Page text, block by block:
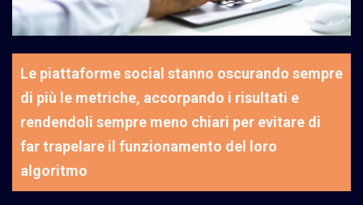
Le piattaforme social stanno oscurando sempre
di più le metriche, accorpando i risultati e
rendendoli sempre meno chiari per evitare di
far trapelare il funzionamento del loro
algoritmo